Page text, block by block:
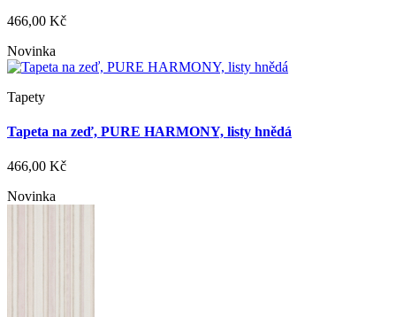
466,00 Kč
Novinka
Tapety
Tapeta na zeď, PURE HARMONY, listy hnědá
466,00 Kč
Novinka